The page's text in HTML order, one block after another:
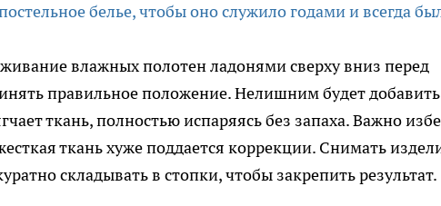
белье, чтобы оно служило годами и всегда
влажных полотен ладонями сверху вниз перед
правильное положение. Нелишним будет
ткань, полностью испаряясь без запаха. Важно
ткань хуже поддается коррекции. Снимать
складывать в стопки, чтобы закрепить результат.